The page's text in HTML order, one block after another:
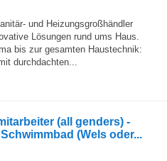
und Heizungsgroßhändler
Lösungen rund ums Haus.
bis zur gesamten Haustechnik:
durchdachten...
(all genders) -
(Wels oder...